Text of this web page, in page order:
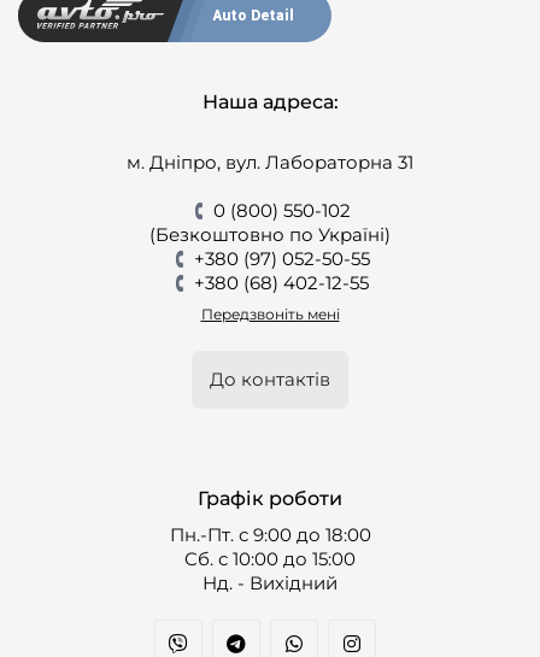
Auto Detail
Наша адреса:
м. Дніпро, вул. Лабораторна 31
0 (800) 550-102
(Безкоштовно по Україні)
+380 (97) 052-50-55
+380 (68) 402-12-55
Передзвоніть мені
До контактів
Графік роботи
Пн.-Пт. с 9:00 до 18:00
Cб. с 10:00 до 15:00
Нд. - Вихідний